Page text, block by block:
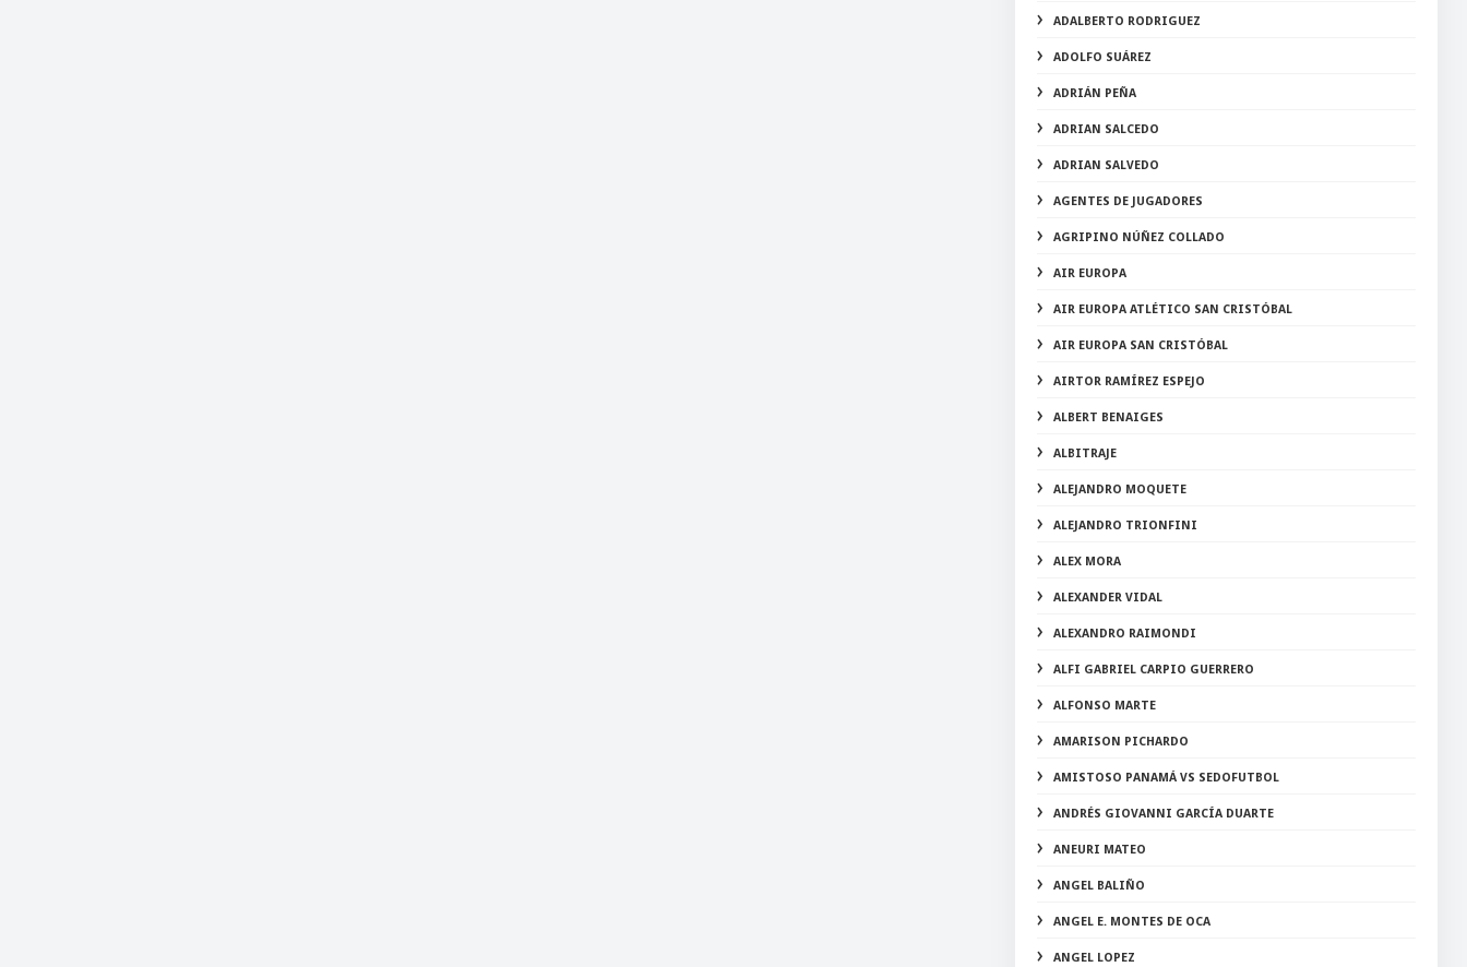
ADALBERTO RODRIGUEZ
ADOLFO SUÁREZ
ADRIÁN PEÑA
ADRIAN SALCEDO
ADRIAN SALVEDO
AGENTES DE JUGADORES
AGRIPINO NÚÑEZ COLLADO
AIR EUROPA
AIR EUROPA ATLÉTICO SAN CRISTÓBAL
AIR EUROPA SAN CRISTÓBAL
AIRTOR RAMÍREZ ESPEJO
ALBERT BENAIGES
ALBITRAJE
ALEJANDRO MOQUETE
ALEJANDRO TRIONFINI
ALEX MORA
ALEXANDER VIDAL
ALEXANDRO RAIMONDI
ALFI GABRIEL CARPIO GUERRERO
ALFONSO MARTE
AMARISON PICHARDO
AMISTOSO PANAMÁ VS SEDOFUTBOL
ANDRÉS GIOVANNI GARCÍA DUARTE
ANEURI MATEO
ANGEL BALIÑO
ANGEL E. MONTES DE OCA
ANGEL LOPEZ